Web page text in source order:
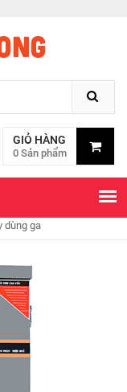
GIỎ HÀNG
0 Sản phẩm
dùng ga